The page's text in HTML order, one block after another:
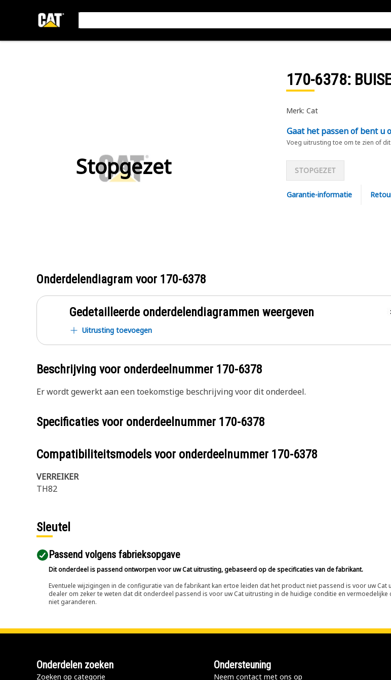
Stopgezet
170-6378:
Merk: Cat
Gaat het passen of bent u
Voeg uitrusting toe om te zien of
STOPGEZET
Garantie-informatie
Onderdelendiagram voor 170-6378
Gedetailleerde onderdelendiagrammen weergeven
Uitrusting toevoegen
Beschrijving voor onderdeelnummer 170-6378
Er wordt gewerkt aan een toekomstige beschrijving voor dit onderdeel.
Specificaties voor onderdeelnummer 170-6378
Compatibiliteitsmodels voor onderdeelnummer 170-6378
VERREIKER
TH82
Sleutel
Passend volgens fabrieksopgave
Dit onderdeel is passend ontworpen voor uw Cat uitrusting, gebaseerd op de specificaties van de fabrikant.
Eventuele wijzigingen in de configuratie van de fabrikant kan ertoe leiden dat het product niet passend is voor uw
dealer om zeker te weten dat dit onderdeel passend is voor uw Cat uitrusting in de huidige conditie en
niet garanderen.
Onderdelen zoeken
Zoeken op categorie
Ondersteuning
Neem contact met ons op